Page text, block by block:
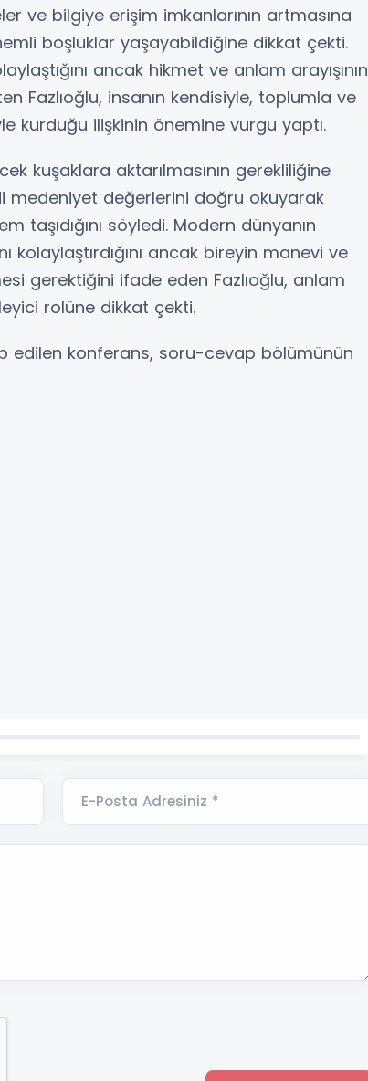
ve bilgiye erişim imkanlarının artmasına
boşluklar yaşayabildiğine dikkat çekti.
ancak hikmet ve anlam arayışının
Fazlıoğlu, insanın kendisiyle, toplumla ve
kurduğu ilişkinin önemine vurgu yaptı.
kuşaklara aktarılmasının gerekliliğine
medeniyet değerlerini doğru okuyarak
taşıdığını söyledi. Modern dünyanın
kolaylaştırdığını ancak bireyin manevi ve
gerektiğini ifade eden Fazlıoğlu, anlam
rolüne dikkat çekti.
edilen konferans, soru-cevap bölümünün
E-Posta Adresiniz *